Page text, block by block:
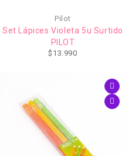
Pilot
Set Lápices Violeta 5u Surtido
PILOT
$ 13.990